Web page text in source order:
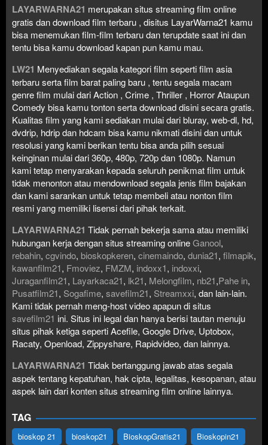
LAYARWARNA21 merupakan situs streaming film online
gratis dan download film terbaru , disitus LayarWarna21 kamu
bisa menemukan film-film terbaru dan terupdate saat ini dan
tentu bisa kamu download kapan pun kamu mau.
LW21 Menyediakan segala kategori film seperti film asia
terbaru serta film barat paling baru , tentu segala macam
genre film mulai dari Action , Crime , Thriller , Horror Ataupun
Comedy bisa kamu tonton serta download disini secara gratis.
Kualitas film yang kami sediakan mulai dari bluray, web-dl, hd,
dvdrip, hdrip dan hdcam bisa kamu nikmati disini dan untuk
resolusi yang kami berikan tentu bisa anda pilih sesuai
keinginan mulai dari 360p, 480p, 720p dan 1080p. Namun
kami tetap menyarakan kepada seluruh penikmat film untuk
tidak menonton atau mendownload segala jenis film bajakan
dan kami sarankan untuk tetap membeli atau nonton film
resmi yang memiliki lisensi dari pihak terkait.
LAYARWARNA21 Tidak pernah bekerja sama atau memiliki
hubungan kerja dengan situs streaming onlineGanool,
rebahin, cgvindo, bioskopkeren, cinemaindo, dunia21, filmapik,
kawanfilm21, Fmoviez, FMZM, indoxx1, indoxxi,
Juraganfilm21, Layarkaca21, lk21, Melongfilm, nb21,Pahe in,
Pusatfilm21, Sogafime, savefilm21, Streamxxi, dan lain-lain.
Kami tidak pernah meng-host video apapun di situs
savefilm21 ini. Situs ini legal dan hanya berisi tautan menuju
situs pihak ketiga seperti Acefile, Google Drive, Uptobox,
Racaty, Openload, Zippyshare, Rapidvideo, dan lainnya.
LAYARWARNA21 Tidak bertanggung jawab atas segala
aspek tentang kepatuhan, hak cipta, legalitas, kesopanan, atau
aspek lain dari konten situs streaming film online lainnya.
TAG
bioskop 21 bioskop21 BioskopGratis21 Bioskopin21